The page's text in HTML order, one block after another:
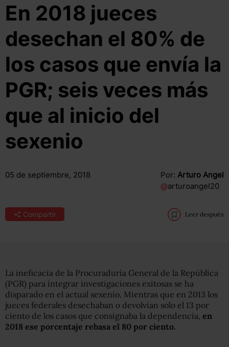
En 2018 jueces
desechan el 80% de
los casos que envía la
PGR; seis veces más
que al inicio del
sexenio
05 de septiembre, 2018 Por: Arturo Angel
@arturoangel20
Compartir Leer después
La ineficacia de la Procuraduría General de la República
(PGR) para integrar investigaciones exitosas se ha
disparado en el actual sexenio. Mientras que en 2013 los
jueces federales desechaban o devolvían solo el 13 por
ciento de los casos que consignaba la dependencia, en
2018 ese porcentaje rebasa el 80 por ciento.